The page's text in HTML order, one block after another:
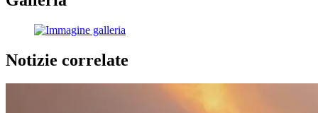
Notizie correlate